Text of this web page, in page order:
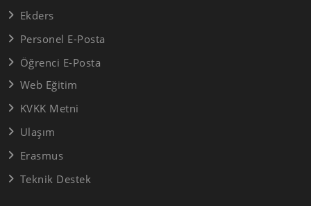
Ekders
Personel E-Posta
Öğrenci E-Posta
Web Eğitim
KVKK Metni
Ulaşım
Erasmus
Teknik Destek